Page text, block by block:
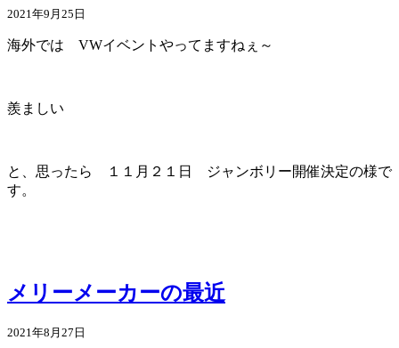
2021年9月25日
海外では VWイベントやってますねぇ～
羨ましい
と、思ったら １１月２１日 ジャンボリー開催決定の様で
す。
メリーメーカーの最近
2021年8月27日